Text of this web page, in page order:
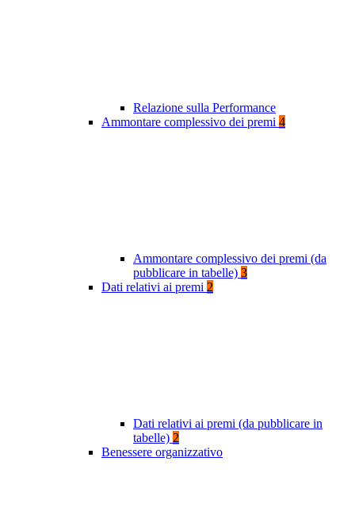
Relazione sulla Performance
Ammontare complessivo dei premi 4
Ammontare complessivo dei premi (da
pubblicare in tabelle) 3
Dati relativi ai premi 2
Dati relativi ai premi (da pubblicare in
tabelle) 2
Benessere organizzativo